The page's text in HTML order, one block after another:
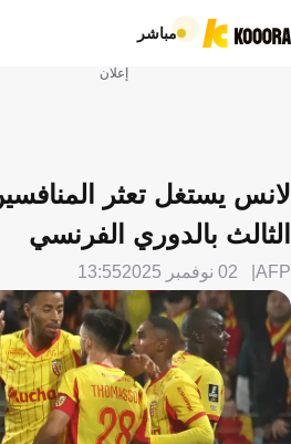
مباشر
إعلان
لانس يستغل تعثر
الثالث بالدوري الفرنسي
AFP 02 نوفمبر 2025 13:55